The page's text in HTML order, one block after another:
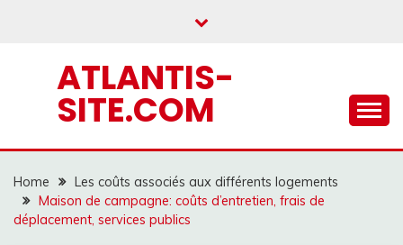
ATLANTIS-
SITE.COM
Home
Les coûts associés aux différents logements
Maison de campagne: coûts d’entretien, frais de
déplacement, services publics